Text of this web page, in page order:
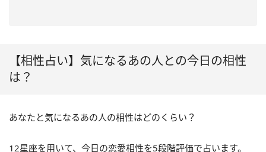
【相性占い】気になるあの人との今日の相性
は？
あなたと気になるあの人の相性はどのくらい？
12星座を用いて、今日の恋愛相性を5段階評価で占います。